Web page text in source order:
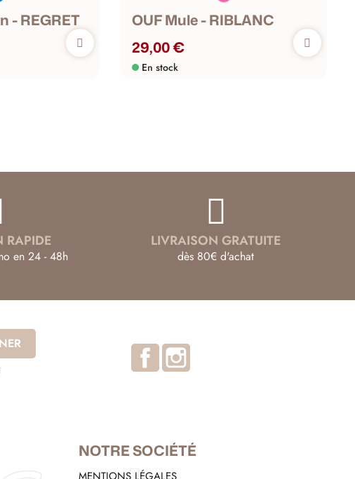
- REGRET
OUF Mule - RIBLANC
29,00 €
En stock
RAPIDE
en 24 - 48h
LIVRAISON GRATUITE
dès 80€ d'achat
Facebook
NOTRE SOCIÉTÉ